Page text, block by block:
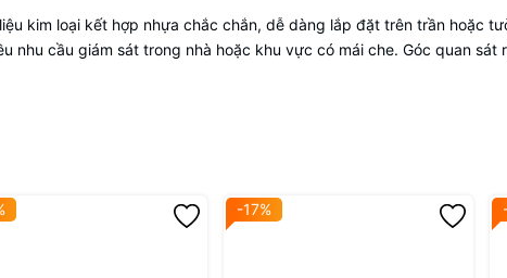
kim loại kết hợp nhựa chắc chắn, dễ dàng lắp đặt trên trần hoặc
nhu cầu giám sát trong nhà hoặc khu vực có mái che. Góc quan
-17%